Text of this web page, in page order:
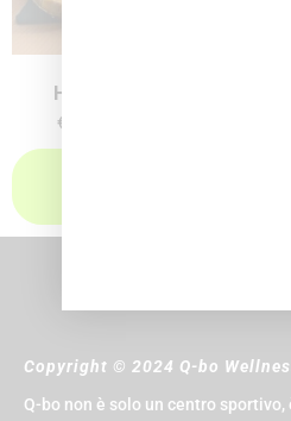
Hammam singolo
€
Copyright © 2024 Q-bo
Q-bo non è solo un centro